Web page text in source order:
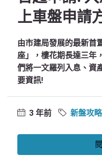
上車盤申請
由市建局發展的最新首
座」，樓花期長達三年
們將一文羅列入息、資
要資訊!
3 年前 新盤攻略